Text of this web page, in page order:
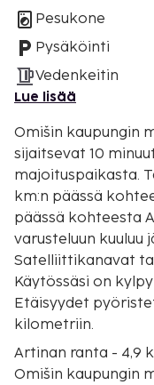
Pesukone
Pysäköinti
Vedenkeitin
Lue lisää
Omišin kaupungin
sijaitsevat 10
majoituspaikasta. Tämä huoneisto sijaitsee 20,3
km:n päässä
päässä kohteesta
varusteluun kuuluu
Satelliittikanavat
Käytössäsi on
Etäisyydet
kilometriin.
Artinan ranta - 4,9
Omišin kaupungin